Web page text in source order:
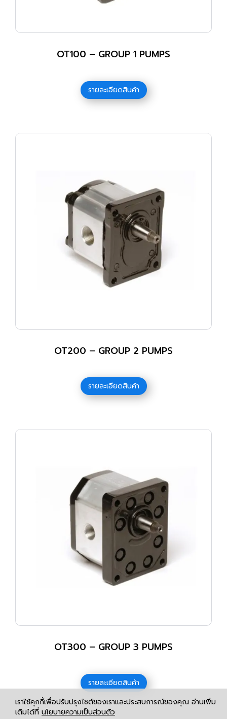
OT100 – GROUP 1 PUMPS
รายละเอียดสินค้า
OT200 – GROUP 2 PUMPS
รายละเอียดสินค้า
OT300 – GROUP 3 PUMPS
รายละเอียดสินค้า
เราใช้คุกกี้เพื่อปรับปรุงไซต์ของเราและประสบการณ์ของคุณ อ่านเพิ่ม
เติมได้ที่ นโยบายความเป็นส่วนตัว